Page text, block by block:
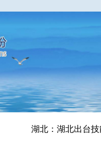
湖北：湖北出台